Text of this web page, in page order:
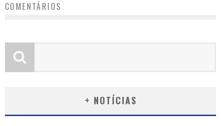
COMENTÁRIOS
+ NOTÍCIAS